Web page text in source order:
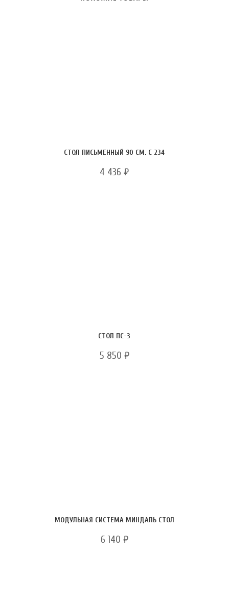
СТОЛ ПИСЬМЕННЫЙ 90 СМ. С 234
4 436₽
СТОЛ ПС-3
5 850 ₽
МОДУЛЬНАЯ СИСТЕМА МИНДАЛЬ СТОЛ
6 140 ₽